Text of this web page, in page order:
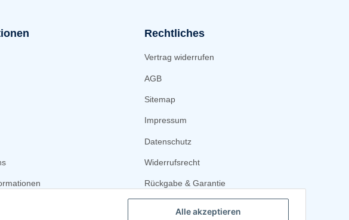
Rechtliches
Vertrag widerrufen
AGB
Sitemap
Impressum
Datenschutz
Widerrufsrecht
Rückgabe & Garantie
Alle akzeptieren